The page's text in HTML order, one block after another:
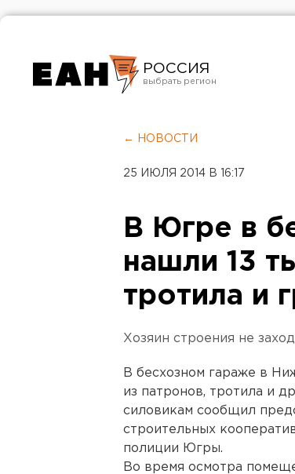
РОССИЯ
Челябинск
← НОВОСТИ
25 ИЮЛЯ 2014 В 16:17
В Югре в
нашли 13
тротила и
Хозяин строения не
В бесхозном гараже в
из патронов, тротила и
силовикам сообщил
строительных
полиции Югры.
Во время осмотра